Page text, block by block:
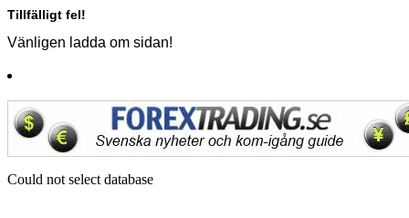
Tillfälligt fel!
Vänligen ladda om sidan!
Could not select database